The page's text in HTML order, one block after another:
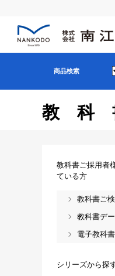
商品検索
教科
教科書ご採用者
ている方
教科書ご
教科書デ
電子教科
シリーズから探